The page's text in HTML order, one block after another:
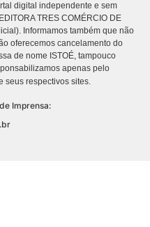
digital independente e sem
TRES COMÉRCIO DE
Informamos também que não
oferecemos cancelamento do
de nome ISTOÉ, tampouco
apenas pelo
seus respectivos sites.
Imprensa: